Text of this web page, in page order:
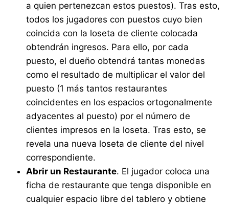
a quien pertenezcan estos puestos). Tras esto,
todos los jugadores con puestos cuyo bien
coincida con la loseta de cliente colocada
obtendrán ingresos. Para ello, por cada
puesto, el dueño obtendrá tantas monedas
como el resultado de multiplicar el valor del
puesto (1 más tantos restaurantes
coincidentes en los espacios ortogonalmente
adyacentes al puesto) por el número de
clientes impresos en la loseta. Tras esto, se
revela una nueva loseta de cliente del nivel
correspondiente.
Abrir un Restaurante. El jugador coloca una
ficha de restaurante que tenga disponible en
cualquier espacio libre del tablero y obtiene